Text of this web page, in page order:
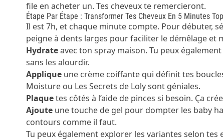
file en acheter un. Tes cheveux te remercieront.
Étape Par Étape : Transformer Tes Cheveux En 5 Minutes
Il est 7h, et chaque minute compte. Pour débuter,
peigne à dents larges pour faciliter le démêlage et
Hydrateavec ton spray maison. Tu peux
sans les alourdir.
Applique une crème coiffante qui définit tes
Moisture ou Les Secrets de Loly sont géniales.
Plaquetes côtés à l’aide de pinces si besoin. Ça
Ajoute une touche de gel pour dompter les baby
contours comme il faut.
Tu peux également explorer les variantes selon